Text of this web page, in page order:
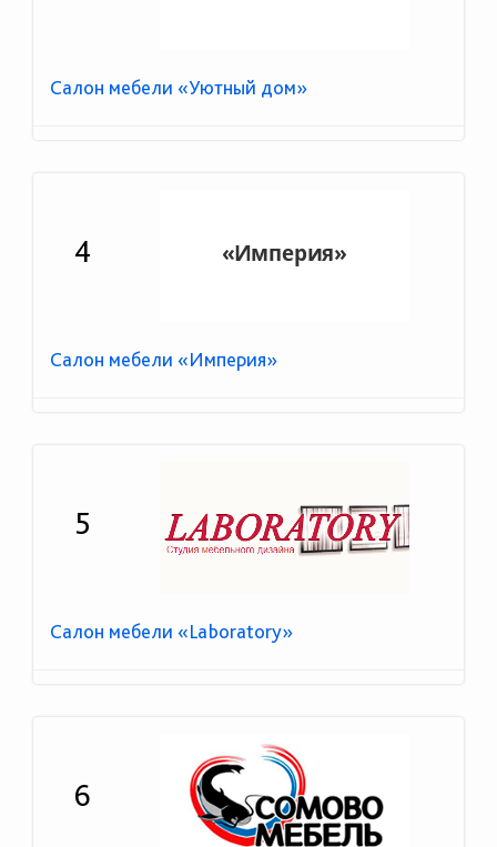
Салон мебели «Уютный дом»
4
Салон мебели «Империя»
5
Салон мебели «Laboratory»
6